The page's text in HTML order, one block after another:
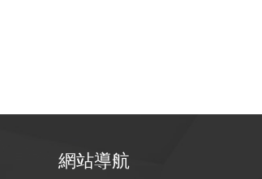
網站導航